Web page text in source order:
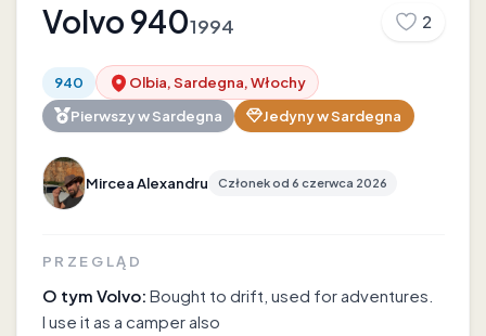
Volvo 9401994 2
940
Olbia, Sardegna, Włochy
Pierwszy wSardegna Jedyny wSardegna
Mircea Alexandru Członek od 6 czerwca 2026
PRZEGLĄD
O tym Volvo: Bought to drift, used for adventures.
I use it as a camper also